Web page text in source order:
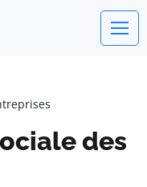
des